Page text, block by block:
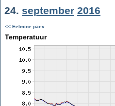
24. september 2016
<< Eelmine päev
Temperatuur